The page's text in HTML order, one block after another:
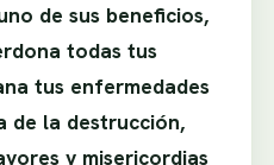
de sus beneficios,
todas tus
tus enfermedades
de la destrucción,
y misericordias